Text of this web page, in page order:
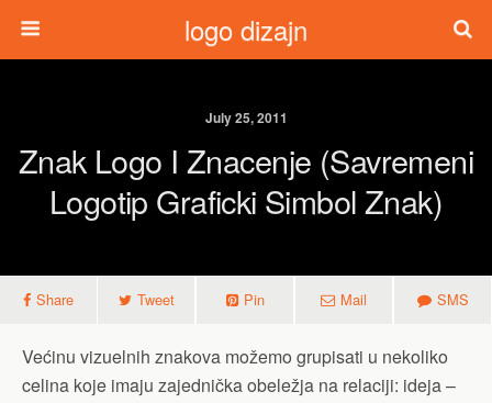
logo dizajn
July 25, 2011
Znak Logo I Znacenje (savremeni
Logotip Graficki Simbol Znak)
Share Tweet Pin Mail SMS
Većinu vizuelnih znakova možemo grupisati u nekoliko
celina koje imaju zajednička obeležja na relaciji: ideja –